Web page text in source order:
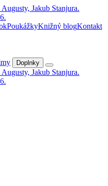
PoukážkyKnižný blogKontakt
Doplnky